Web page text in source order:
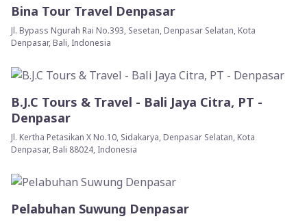
Bina Tour Travel Denpasar
Jl. Bypass Ngurah Rai No.393, Sesetan, Denpasar Selatan, Kota
Denpasar, Bali, Indonesia
B.J.C Tours & Travel - Bali Jaya Citra, PT -
Denpasar
Jl. Kertha Petasikan X No.10, Sidakarya, Denpasar Selatan, Kota
Denpasar, Bali 88024, Indonesia
Pelabuhan Suwung Denpasar